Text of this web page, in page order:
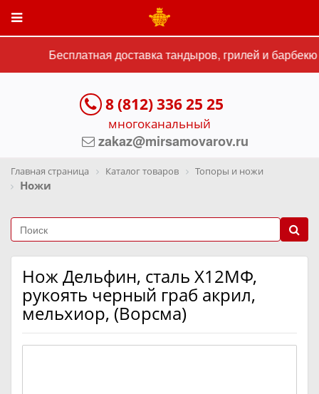
Бесплатная доставка тандыров, грилей и
8 (812) 336 25 25
многоканальный
zakaz@mirsamovarov.ru
Главная страница Каталог товаров Топоры и ножи
Ножи
Нож Дельфин, сталь Х12МФ,
рукоять черный граб акрил,
мельхиор, (Ворсма)